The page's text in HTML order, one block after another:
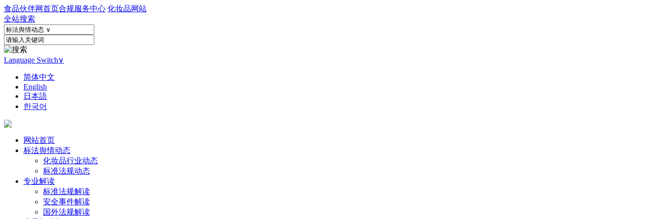
食品伙伴网首页合规服务中心 化妆品网站
全站搜索
Language Switch∨
简体中文
English
日本語
한국어
网站首页
标法舆情动态
化妆品行业动态
标准法规动态
专业解读
标准法规解读
安全事件解读
国外法规解读